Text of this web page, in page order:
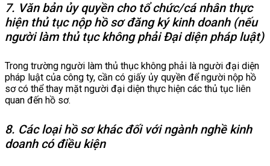
7. Văn bản ủy quyền cho tổ chức/cá nhân thực
hiện thủ tục nộp hồ sơ đăng ký kinh doanh (nếu
người làm thủ tục không phải Đại diện pháp luật)
Trong trường người làm thủ thục không phải là người đại diện
pháp luật của công ty, cần có giấy ủy quyền để người nộp hồ
sơ có thể thay mặt người đại diện thực hiện các thủ tục liên
quan đến hồ sơ.
8. Các loại hồ sơ khác đối với ngành nghề kinh
doanh có điều kiện